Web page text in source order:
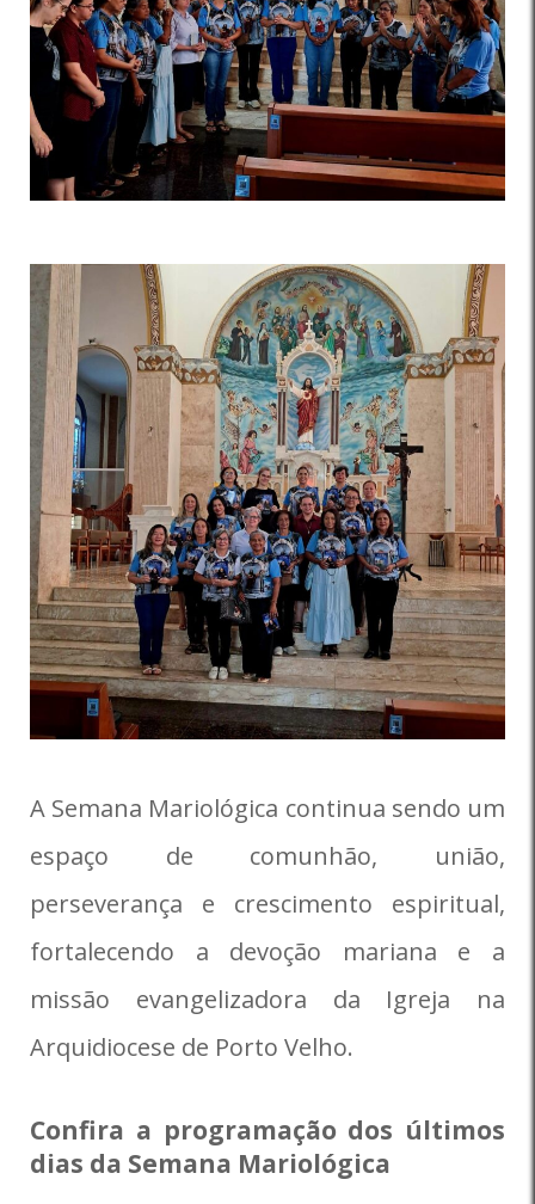
A Semana Mariológica continua sendo um
espaço de comunhão, união,
perseverança e crescimento espiritual,
fortalecendo a devoção mariana e a
missão evangelizadora da Igreja na
Arquidiocese de Porto Velho.
Confira a programação dos últimos
dias da Semana Mariológica